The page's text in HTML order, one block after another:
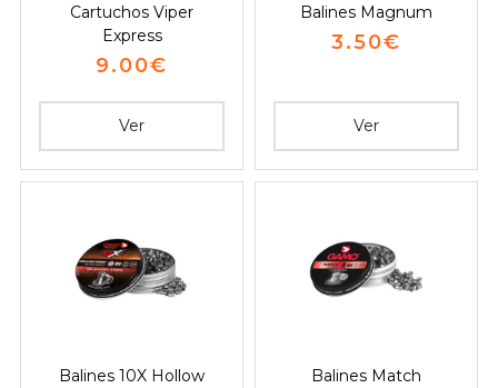
Cartuchos Viper
Express
9.00€
Ver
Balines Magnum
3.50€
Ver
Balines 10X Hollow
Balines Match